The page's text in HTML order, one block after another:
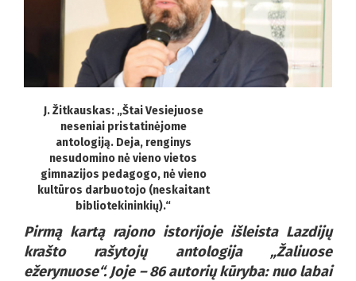
J. Žitkauskas: „Štai Vesiejuose
neseniai pristatinėjome
antologiją. Deja, renginys
nesudomino nė vieno vietos
gimnazijos pedagogo, nė vieno
kultūros darbuotojo (neskaitant
bibliotekininkių).“
Pirmą kartą rajono istorijoje išleista Lazdijų
krašto rašytojų antologija „Žaliuose
ežerynuose“. Joje – 86 autorių kūryba: nuo labai